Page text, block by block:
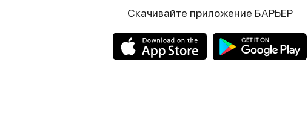
Скачивайте приложение БАРЬЕР